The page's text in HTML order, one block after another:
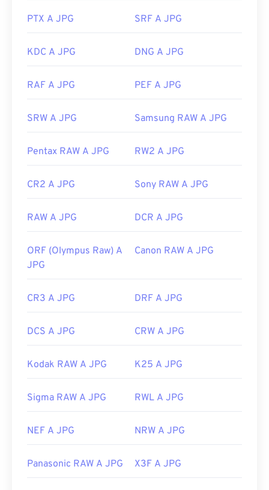
pulsante destro del mouse e selezionare "Apri con"
I file JPG si aprono automaticamente sui browser
Microsoft come
Microsoft Foto e sulle applicazioni
Image Resizer
Strumenti JPG correlati:
colori dalle immagini
PTX A JPG SRF A JPG
KDC A JPG DNG A JPG
RAF A JPG PEF A JPG
SRW A JPG Samsung RAW A JPG
Pentax RAW A JPG RW2 A JPG
CR2 A JPG Sony RAW A JPG
RAW A JPG DCR A JPG
ORF (Olympus Raw) A
JPG
Canon RAW A JPG
CR3 A JPG DRF A JPG
DCS A JPG CRW A JPG
Kodak RAW A JPG K25 A JPG
Sigma RAW A JPG RWL A JPG
NEF A JPG NRW A JPG
Panasonic RAW A JPG X3F A JPG